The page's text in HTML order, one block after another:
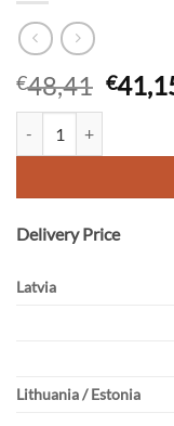
€48,41 Algne
hind
€
Delivery Price
Latvia
Lithuania / Estonia